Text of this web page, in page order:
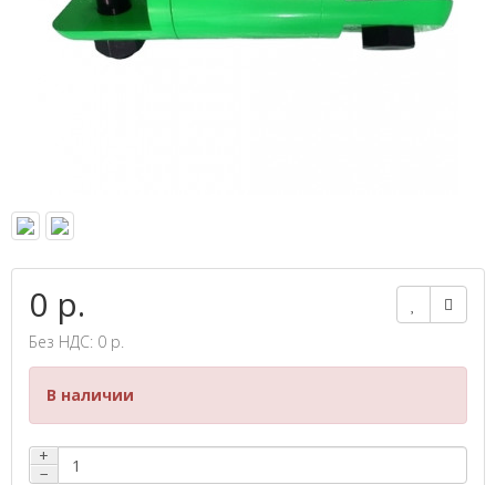
0 р.
Без НДС: 0 р.
В наличии
+
−